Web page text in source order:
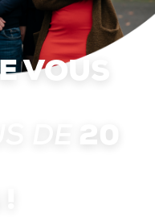
VOUS
20